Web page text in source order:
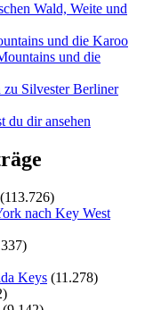
Wald, Weite und
und die Karoo
und die
zu Silvester Berliner
du dir ansehen
(113.726)
nach Key West
Keys (11.278)